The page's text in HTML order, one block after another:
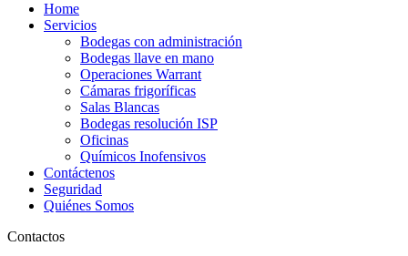
Home
Servicios
Bodegas con administración
Bodegas llave en mano
Operaciones Warrant
Cámaras frigoríficas
Salas Blancas
Bodegas resolución ISP
Oficinas
Químicos Inofensivos
Contáctenos
Seguridad
Quiénes Somos
Contactos